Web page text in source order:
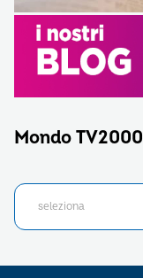
Mondo TV2000